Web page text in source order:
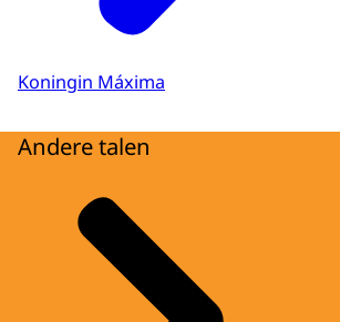
Koningin Máxima
Andere talen